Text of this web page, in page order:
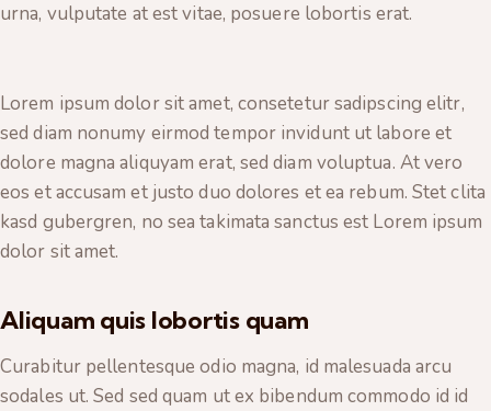
urna, vulputate at est vitae, posuere lobortis erat.
Lorem ipsum dolor sit amet, consetetur sadipscing elitr,
sed diam nonumy eirmod tempor invidunt ut labore et
dolore magna aliquyam erat, sed diam voluptua. At vero
eos et accusam et justo duo dolores et ea rebum. Stet clita
kasd gubergren, no sea takimata sanctus est Lorem ipsum
dolor sit amet.
Aliquam quis lobortis quam
Curabitur pellentesque odio magna, id malesuada arcu
sodales ut. Sed sed quam ut ex bibendum commodo id id